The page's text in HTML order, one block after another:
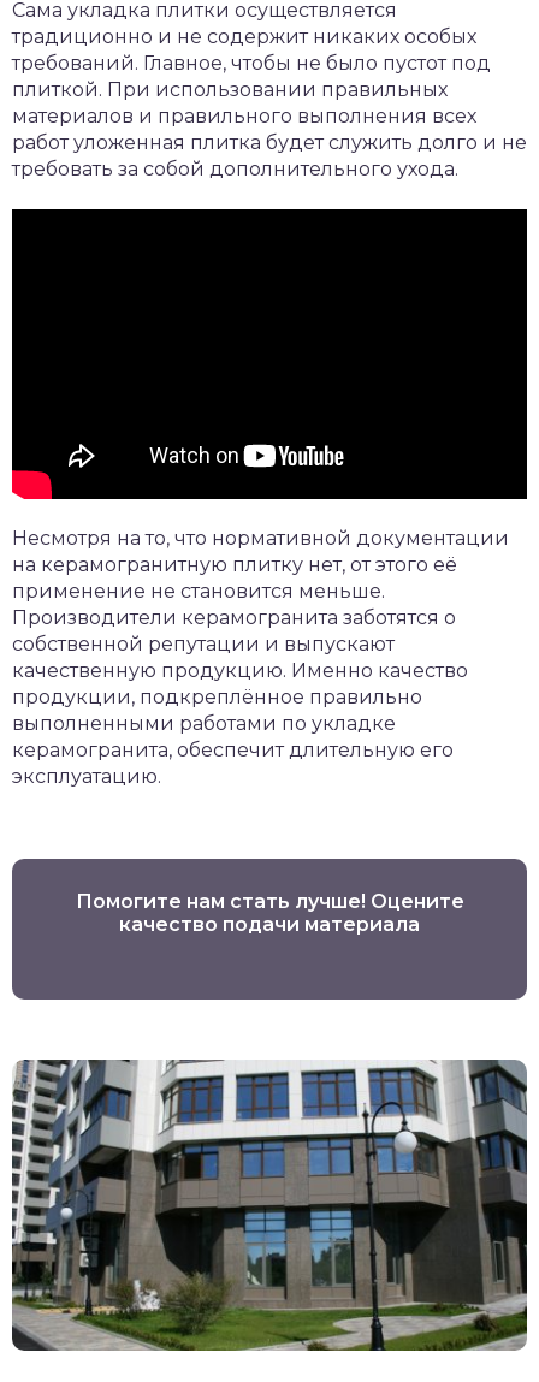
Сама укладка плитки осуществляется
традиционно и не содержит никаких особых
требований. Главное, чтобы не было пустот под
плиткой. При использовании правильных
материалов и правильного выполнения всех
работ уложенная плитка будет служить долго и не
требовать за собой дополнительного ухода.
Несмотря на то, что нормативной документации
на керамогранитную плитку нет, от этого её
применение не становится меньше.
Производители керамогранита заботятся о
собственной репутации и выпускают
качественную продукцию. Именно качество
продукции, подкреплённое правильно
выполненными работами по укладке
керамогранита, обеспечит длительную его
эксплуатацию.
Помогите нам стать лучше! Оцените
качество подачи материала